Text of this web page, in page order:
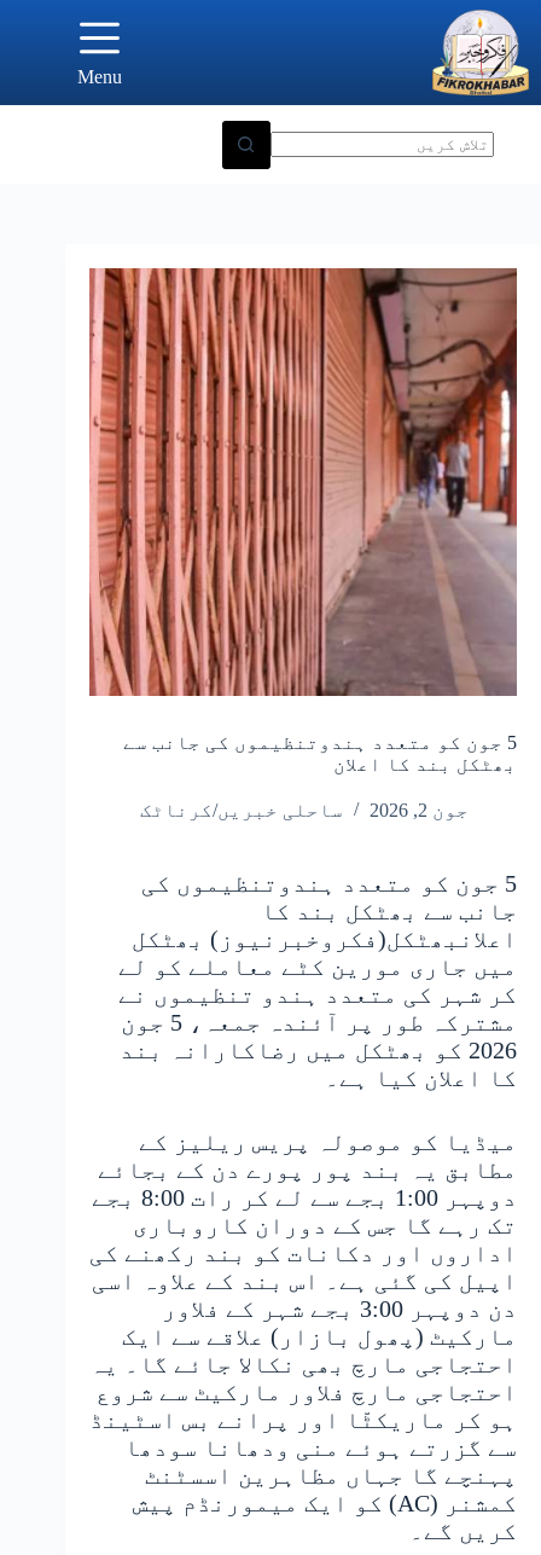
content
Menu
5 جون کو متعدد ہندوتنظیموں کی جانب سے
بھٹکل بند کا اعلان
جون 2, 2026 ساحلی خبریں/کرناٹک
5 جون کو متعدد ہندوتنظیموں کی
جانب سے بھٹکل بند کا
اعلانبھٹکل(فکروخبرنیوز) بھٹکل
میں جاری مورین کٹے معاملے کو لے
کر شہر کی متعدد ہندو تنظیموں نے
مشترکہ طور پر آئندہ جمعہ، 5 جون
2026 کو بھٹکل میں رضاکارانہ بند
کا اعلان کیا ہے۔
میڈیا کو موصولہ پریس ریلیز کے
مطابق یہ بند پور پورے دن کے بجائے
دوپہر 1:00 بجے سے لے کر رات 8:00 بجے
تک رہے گا جس کے دوران کاروباری
اداروں اور دکانات کو بند رکھنے کی
اپیل کی گئی ہے۔ اس بند کے علاوہ اسی
دن دوپہر 3:00 بجے شہر کے فلاور
مارکیٹ (پھول بازار) علاقے سے ایک
احتجاجی مارچ بھی نکالا جائے گا۔ یہ
احتجاجی مارچ فلاور مارکیٹ سے شروع
ہو کر ماریکٹّا اور پرانے بس اسٹینڈ
سے گزرتے ہوئے منی ودھانا سودھا
پہنچے گا جہاں مظاہرین اسسٹنٹ
کمشنر (AC) کو ایک میمورنڈم پیش
کریں گے۔